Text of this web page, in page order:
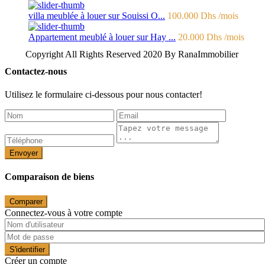
villa meublée à louer sur Souissi O... 100.000 Dhs /mois
Appartement meublé à louer sur Hay ... 20.000 Dhs /mois
Copyright All Rights Reserved 2020 By RanaImmobilier
Contactez-nous
Utilisez le formulaire ci-dessous pour nous contacter!
Envoyer
Comparaison de biens
Comparer
Connectez-vous à votre compte
S'identifier
Créer un compte